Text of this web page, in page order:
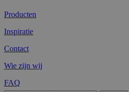
Producten
Inspiratie
Contact
Wie zijn wij
FAQ